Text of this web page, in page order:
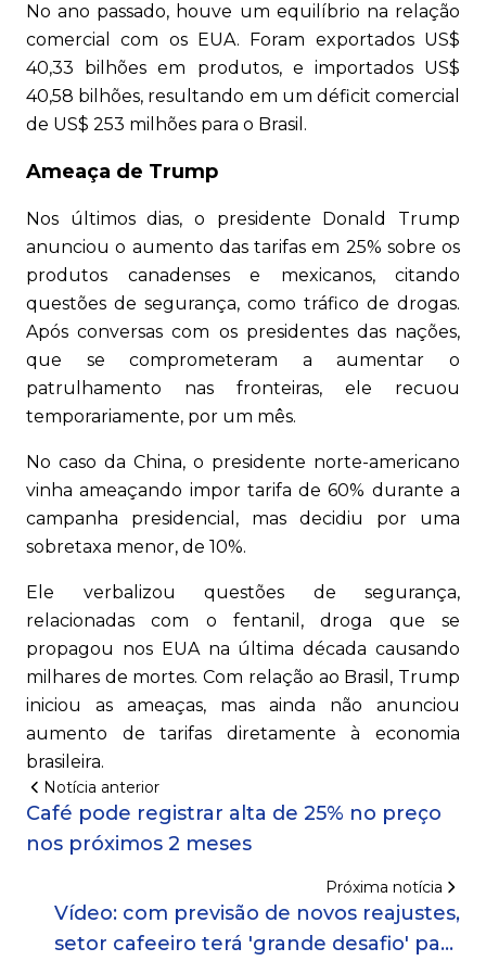
No ano passado, houve um equilíbrio na relação
comercial com os EUA. Foram exportados US$
40,33 bilhões em produtos, e importados US$
40,58 bilhões, resultando em um déficit comercial
de US$ 253 milhões para o Brasil.
Ameaça de Trump
Nos últimos dias, o presidente Donald Trump
anunciou o aumento das tarifas em 25% sobre os
produtos canadenses e mexicanos, citando
questões de segurança, como tráfico de drogas.
Após conversas com os presidentes das nações,
que se comprometeram a aumentar o
patrulhamento nas fronteiras, ele recuou
temporariamente, por um mês.
No caso da China, o presidente norte-americano
vinha ameaçando impor tarifa de 60% durante a
campanha presidencial, mas decidiu por uma
sobretaxa menor, de 10%.
Ele verbalizou questões de segurança,
relacionadas com o fentanil, droga que se
propagou nos EUA na última década causando
milhares de mortes. Com relação ao Brasil, Trump
iniciou as ameaças, mas ainda não anunciou
aumento de tarifas diretamente à economia
brasileira.
Notícia anterior
Café pode registrar alta de 25% no preço
nos próximos 2 meses
Próxima notícia
Vídeo: com previsão de novos reajustes,
setor cafeeiro terá 'grande desafio' para